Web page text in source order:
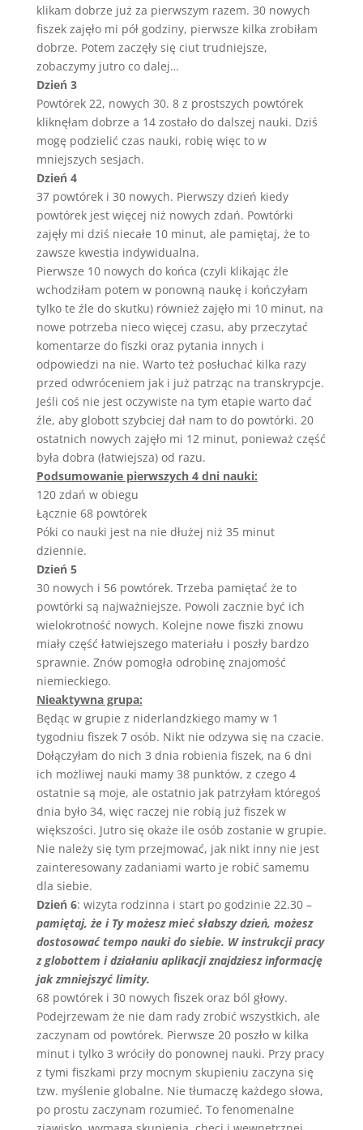
klikam dobrze już za pierwszym razem. 30 nowych
fiszek zajęło mi pół godziny, pierwsze kilka zrobiłam
dobrze. Potem zaczęły się ciut trudniejsze,
zobaczymy jutro co dalej…
Dzień 3
Powtórek 22, nowych 30. 8 z prostszych powtórek
kliknęłam dobrze a 14 zostało do dalszej nauki. Dziś
mogę podzielić czas nauki, robię więc to w
mniejszych sesjach.
Dzień 4
37 powtórek i 30 nowych. Pierwszy dzień kiedy
powtórek jest więcej niż nowych zdań. Powtórki
zajęły mi dziś niecałe 10 minut, ale pamiętaj, że to
zawsze kwestia indywidualna.
Pierwsze 10 nowych do końca (czyli klikając źle
wchodziłam potem w ponowną naukę i kończyłam
tylko te źle do skutku) również zajęło mi 10 minut, na
nowe potrzeba nieco więcej czasu, aby przeczytać
komentarze do fiszki oraz pytania innych i
odpowiedzi na nie. Warto też posłuchać kilka razy
przed odwróceniem jak i już patrząc na transkrypcje.
Jeśli coś nie jest oczywiste na tym etapie warto dać
źle, aby globott szybciej dał nam to do powtórki. 20
ostatnich nowych zajęło mi 12 minut, ponieważ część
była dobra (łatwiejsza) od razu.
Podsumowanie pierwszych 4 dni nauki:
120 zdań w obiegu
Łącznie 68 powtórek
Póki co nauki jest na nie dłużej niż 35 minut
dziennie.
Dzień 5
30 nowych i 56 powtórek. Trzeba pamiętać że to
powtórki są najważniejsze. Powoli zacznie być ich
wielokrotność nowych. Kolejne nowe fiszki znowu
miały część łatwiejszego materiału i poszły bardzo
sprawnie. Znów pomogła odrobinę znajomość
niemieckiego.
Nieaktywna grupa:
Będąc w grupie z niderlandzkiego mamy w 1
tygodniu fiszek 7 osób. Nikt nie odzywa się na czacie.
Dołączyłam do nich 3 dnia robienia fiszek, na 6 dni
ich możliwej nauki mamy 38 punktów, z czego 4
ostatnie są moje, ale ostatnio jak patrzyłam któregoś
dnia było 34, więc raczej nie robią już fiszek w
większości. Jutro się okaże ile osób zostanie w grupie.
Nie należy się tym przejmować, jak nikt inny nie jest
zainteresowany zadaniami warto je robić samemu
dla siebie.
Dzień 6: wizyta rodzinna i start po godzinie 22.30 –
pamiętaj, że i Ty możesz mieć słabszy dzień, możesz
dostosować tempo nauki do siebie. W instrukcji pracy
z globottem i działaniu aplikacji znajdziesz informację
jak zmniejszyć limity.
68 powtórek i 30 nowych fiszek oraz ból głowy.
Podejrzewam że nie dam rady zrobić wszystkich, ale
zaczynam od powtórek. Pierwsze 20 poszło w kilka
minut i tylko 3 wróciły do ponownej nauki. Przy pracy
z tymi fiszkami przy mocnym skupieniu zaczyna się
tzw. myślenie globalne. Nie tłumaczę każdego słowa,
po prostu zaczynam rozumieć. To fenomenalne